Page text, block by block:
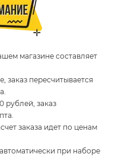
магазине составляет
заказ пересчитывается
рублей, заказ
заказа идет по ценам
при наборе